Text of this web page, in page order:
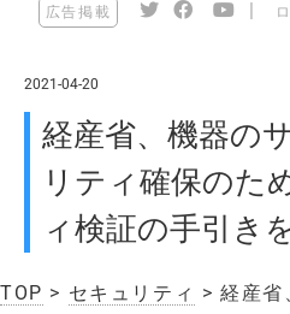
広告掲載
2021-04-20
経産省、機器の
リティ確保のた
ィ検証の手引き
TOP > セキュリティ > 経産省